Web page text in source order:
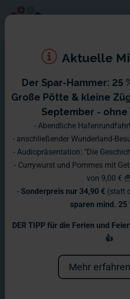
Montag, 29.09.
05.10.2014
Der Italien-Abschnitt ist in den
gewachsen, bzw. wird dieses
Aktuelle
Der Spar-Hammer: 25
Große Pötte & kleine
September -
- Abendliche
- anschließender Wunderland-
- Audiopräsentation: "Die
- Currywurst und Pommes mit
von 9,00 €
- Sonderpreis nur 34,90 € (statt
sparen mind. 25
DER TIPP für die Ferien und
👍
Mehr erfahren